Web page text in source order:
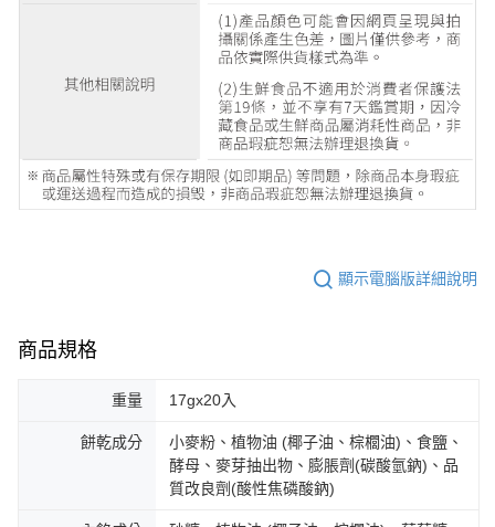
顯示電腦版詳細說明
商品規格
重量 17gx20入
餅乾成分
小麥粉、植物油 (椰子油、棕櫚油)、食鹽、
酵母、麥芽抽出物、膨脹劑(碳酸氫鈉)、品
質改良劑(酸性焦磷酸鈉)